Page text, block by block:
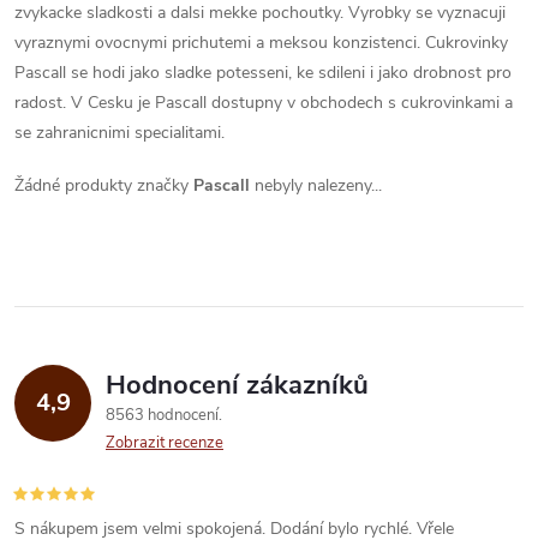
zvykacke sladkosti a dalsi mekke pochoutky. Vyrobky se vyznacuji
vyraznymi ovocnymi prichutemi a meksou konzistenci. Cukrovinky
Pascall se hodi jako sladke potesseni, ke sdileni i jako drobnost pro
radost. V Cesku je Pascall dostupny v obchodech s cukrovinkami a
se zahranicnimi specialitami.
Žádné produkty značky Pascall nebyly nalezeny...
4,9 Hodnocení zákazníků
8563 hodnocení
Zobrazit recenze
S nákupem jsem velmi spokojená. Dodání bylo rychlé. Vřele